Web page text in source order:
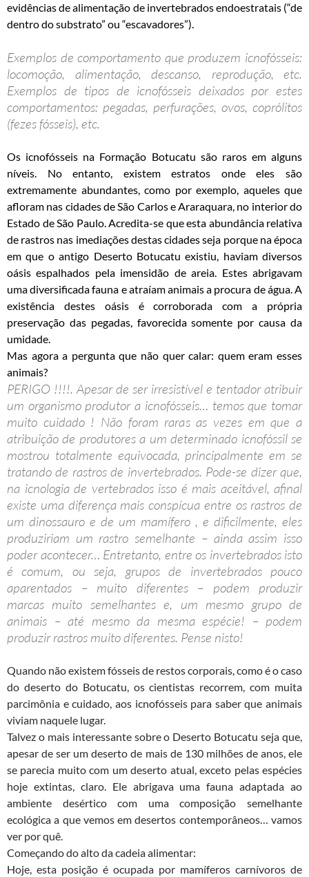
evidências de alimentação de invertebrados endoestratais (“de
dentro do substrato” ou “escavadores”).
Exemplos de comportamento que produzem icnofósseis:
locomoção, alimentação, descanso, reprodução, etc.
Exemplos de tipos de icnofósseis deixados por estes
comportamentos: pegadas, perfurações, ovos, coprólitos
(fezes fósseis), etc.
Os icnofósseis na Formação Botucatu são raros em alguns
níveis. No entanto, existem estratos onde eles são
extremamente abundantes, como por exemplo, aqueles que
afloram nas cidades de São Carlos e Araraquara, no interior do
Estado de São Paulo. Acredita-se que esta abundância relativa
de rastros nas imediações destas cidades seja porque na época
em que o antigo Deserto Botucatu existiu, haviam diversos
oásis espalhados pela imensidão de areia. Estes abrigavam
uma diversificada fauna e atraíam animais a procura de água. A
existência destes oásis é corroborada com a própria
preservação das pegadas, favorecida somente por causa da
umidade.
Mas agora a pergunta que não quer calar: quem eram esses
animais?
PERIGO !!!!. Apesar de ser irresistível e tentador atribuir
um organismo produtor a icnofósseis… temos que tomar
muito cuidado ! Não foram raras as vezes em que a
atribuição de produtores a um determinado icnofóssil se
mostrou totalmente equivocada, principalmente em se
tratando de rastros de invertebrados. Pode-se dizer que,
na icnologia de vertebrados isso é mais aceitável, afinal
existe uma diferença mais conspícua entre os rastros de
um dinossauro e de um mamífero , e dificilmente, eles
produziriam um rastro semelhante – ainda assim isso
poder acontecer… Entretanto, entre os invertebrados isto
é comum, ou seja, grupos de invertebrados pouco
aparentados – muito diferentes – podem produzir
marcas muito semelhantes e, um mesmo grupo de
animais – até mesmo da mesma espécie! – podem
produzir rastros muito diferentes. Pense nisto!
Quando não existem fósseis de restos corporais, como é o caso
do deserto do Botucatu, os cientistas recorrem, com muita
parcimônia e cuidado, aos icnofósseis para saber que animais
viviam naquele lugar.
Talvez o mais interessante sobre o Deserto Botucatu seja que,
apesar de ser um deserto de mais de 130 milhões de anos, ele
se parecia muito com um deserto atual, exceto pelas espécies
hoje extintas, claro. Ele abrigava uma fauna adaptada ao
ambiente desértico com uma composição semelhante
ecológica a que vemos em desertos contemporâneos… vamos
ver por quê.
Começando do alto da cadeia alimentar:
Hoje, esta posição é ocupada por mamíferos carnívoros de